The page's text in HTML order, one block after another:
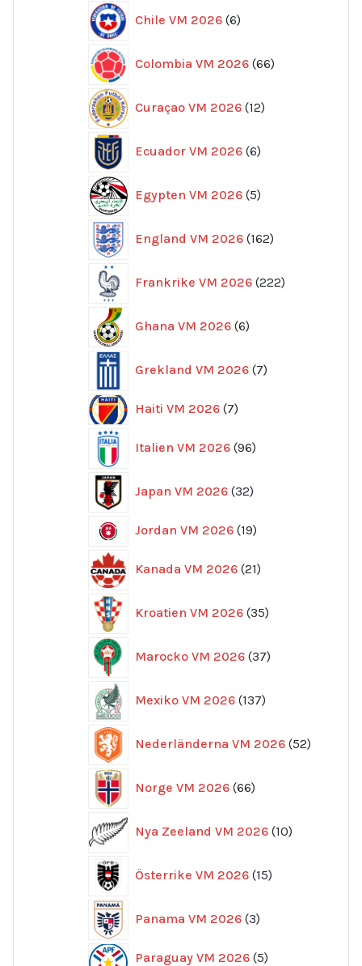
Chile VM 2026 6
produkter
Colombia VM 2026 66
produkter
Curaçao VM 2026 12
produkter
Ecuador VM 2026 6
produkter
Egypten VM 2026 5
produkter
England VM 2026 162
produkter
Frankrike VM 2026 222
produkter
Ghana VM 2026 6
produkter
Grekland VM 2026 7
produkter
Haiti VM 2026 77
Italien VM 2026 96
produkter
Japan VM 2026 32
produkter
Jordan VM 2026 1919
Kanada VM 2026 21
produkter
Kroatien VM 2026 35
produkter
Marocko VM 2026 37
produkter
Mexiko VM 2026 137
produkter
Nederländerna VM 2026 52
Norge VM 2026 66
produkter
Nya Zeeland VM 2026 10
produkter
Österrike VM 2026 15
produkter
Panama VM 2026 3
produkter
Paraguay VM 2026 55